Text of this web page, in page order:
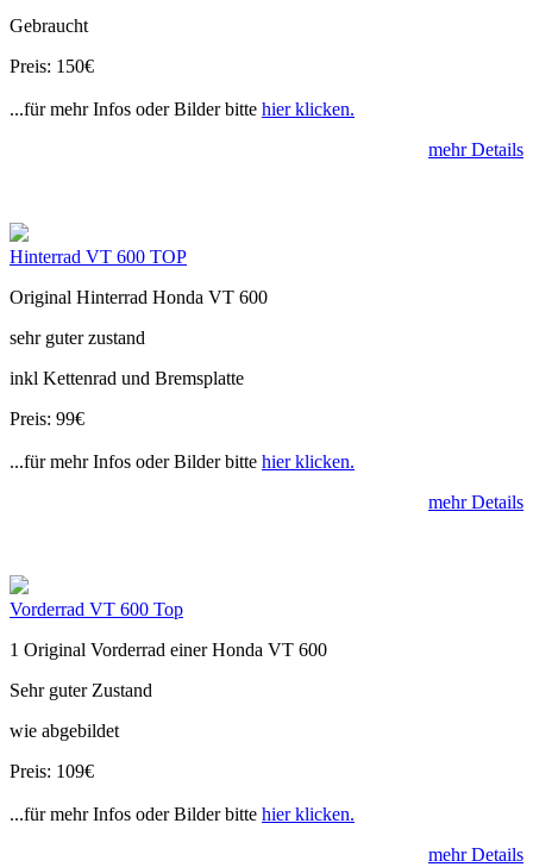
Gebraucht
Preis: 150€
...für mehr Infos oder Bilder bitte hier klicken.
mehr Details
Hinterrad VT 600 TOP
Original Hinterrad Honda VT 600
sehr guter zustand
inkl Kettenrad und Bremsplatte
Preis: 99€
...für mehr Infos oder Bilder bitte hier klicken.
mehr Details
Vorderrad VT 600 Top
1 Original Vorderrad einer Honda VT 600
Sehr guter Zustand
wie abgebildet
Preis: 109€
...für mehr Infos oder Bilder bitte hier klicken.
mehr Details